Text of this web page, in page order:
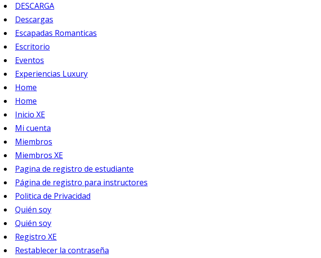
DESCARGA
Descargas
Escapadas Romanticas
Escritorio
Eventos
Experiencias Luxury
Home
Home
Inicio XE
Mi cuenta
Miembros
Miembros XE
Pagina de registro de estudiante
Página de registro para instructores
Politica de Privacidad
Quién soy
Quién soy
Registro XE
Restablecer la contraseña